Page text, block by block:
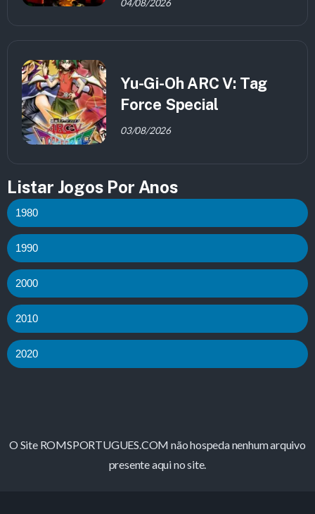
04/08/2026
Yu-Gi-Oh ARC V: Tag
Force Special
03/08/2026
Listar Jogos Por Anos
1980
1990
2000
2010
2020
O Site ROMSPORTUGUES.COM não hospeda nenhum arquivo
presente aqui no site.